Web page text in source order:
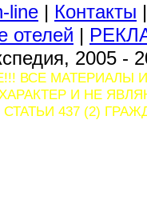
line | Контакты
отелей |
2005 -
ВСЕ МАТЕРИАЛЫ
И НЕ
437 (2)